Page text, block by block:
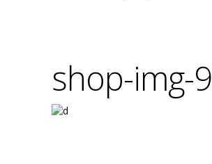
shop-img-9